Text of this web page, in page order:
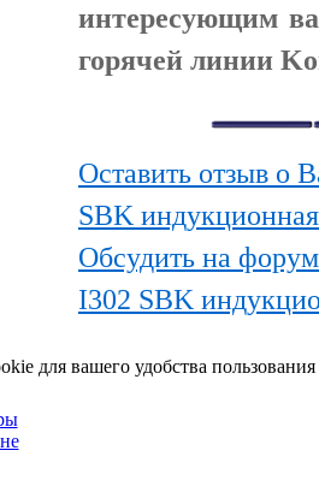
интересующим
горячей линии
Оставить отзыв о
SBK индукционная
Обсудить на
I302 SBK
для вашего удобства